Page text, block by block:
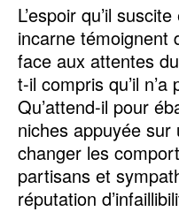
L’espoir qu’il
incarne témoignent
face aux attentes
t-il compris qu’il
Qu’attend-il pour
niches appuyée
changer les
partisans et
réputation